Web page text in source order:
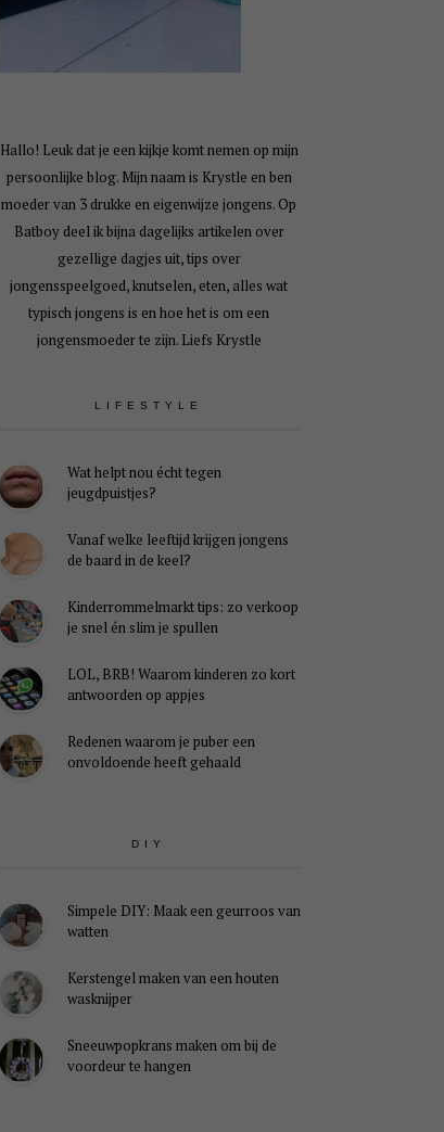
Hallo! Leuk dat je een kijkje komt nemen op mijn
persoonlijke blog. Mijn naam is Krystle en ben
moeder van 3 drukke en eigenwijze jongens. Op
Batboy deel ik bijna dagelijks artikelen over
gezellige dagjes uit, tips over
jongensspeelgoed, knutselen, eten, alles wat
typisch jongens is en hoe het is om een
jongensmoeder te zijn. Liefs Krystle
LIFESTYLE
Wat helpt nou écht tegen
jeugdpuistjes?
Vanaf welke leeftijd krijgen jongens
de baard in de keel?
Kinderrommelmarkt tips: zo verkoop
je snel én slim je spullen
LOL, BRB! Waarom kinderen zo kort
antwoorden op appjes
Redenen waarom je puber een
onvoldoende heeft gehaald
DIY
Simpele DIY: Maak een geurroos van
watten
Kerstengel maken van een houten
wasknijper
Sneeuwpopkrans maken om bij de
voordeur te hangen